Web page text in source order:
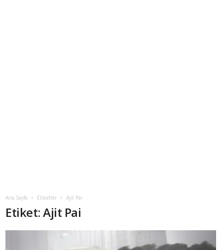
Ana Sayfa Etiketler Ajit Pai
Etiket: Ajit Pai